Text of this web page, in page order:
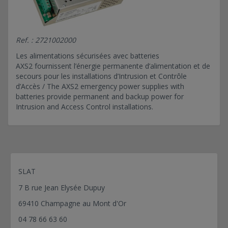
AXS2 24V 5A CG2
UPS DC-AXS3
UPS DC-AXRS
UPS DC-CLASSIC
UPS DC-ENERGO
UPS DC-EVOLUTION
UPS DC-FIT'IN
UPS DC-TITAN
SDC-M
SDC-M IP
Ref. : 2721002000
Les alimentations sécurisées avec batteries
AXS2 fournissent l’énergie permanente d’alimentation et de
secours pour les installations d’Intrusion et Contrôle
d’Accès / The AXS2 emergency power supplies with
batteries provide permanent and backup power for
Intrusion and Access Control installations.
SLAT
7 B rue Jean Elysée Dupuy
69410 Champagne au Mont d'Or
04 78 66 63 60